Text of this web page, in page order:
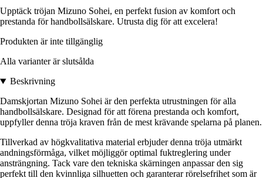
Upptäck tröjan Mizuno Sohei, en perfekt fusion av komfort och
prestanda för handbollsälskare. Utrusta dig för att excelera!
Produkten är inte tillgänglig
Alla varianter är slutsålda
Beskrivning
Damskjortan Mizuno Sohei är den perfekta utrustningen för alla
handbollsälskare. Designad för att förena prestanda och komfort,
uppfyller denna tröja kraven från de mest krävande spelarna på planen.
Tillverkad av högkvalitativa material erbjuder denna tröja utmärkt
andningsförmåga, vilket möjliggör optimal fuktreglering under
ansträngning. Tack vare den tekniska skärningen anpassar den sig
perfekt till den kvinnliga silhuetten och garanterar rörelsefrihet som är